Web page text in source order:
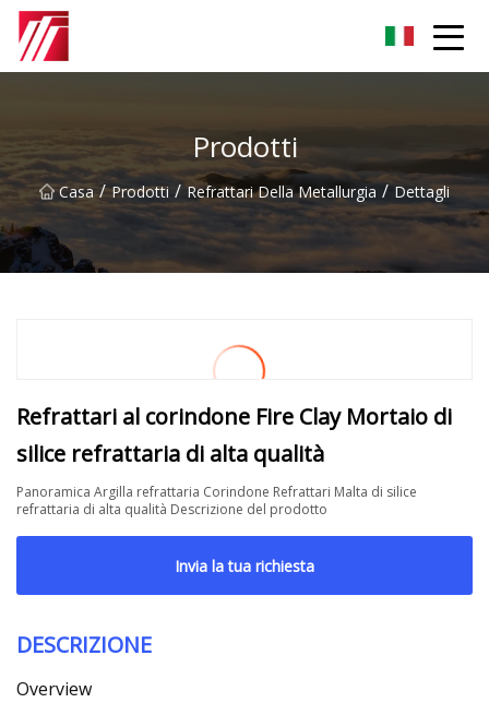
Prodotti
Casa / Prodotti / Refrattari Della Metallurgia / Dettagli
Refrattari al corindone Fire Clay Mortaio di
silice refrattaria di alta qualità
Panoramica Argilla refrattaria Corindone Refrattari Malta di silice
refrattaria di alta qualità Descrizione del prodotto
Invia la tua richiesta
DESCRIZIONE
Overview